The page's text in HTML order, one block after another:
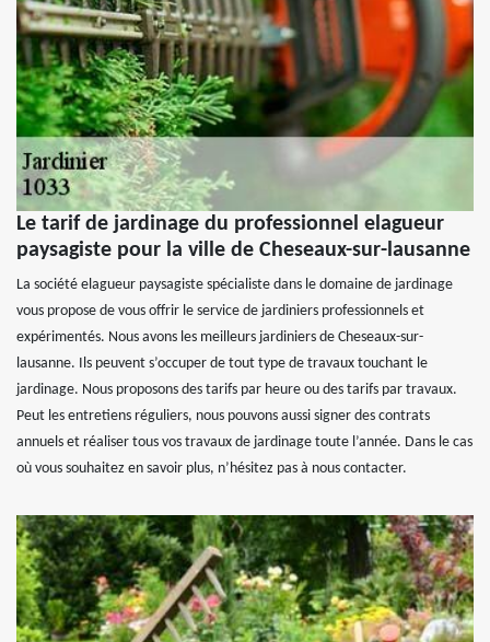
Le tarif de jardinage du professionnel elagueur
paysagiste pour la ville de Cheseaux-sur-lausanne
La société elagueur paysagiste spécialiste dans le domaine de jardinage
vous propose de vous offrir le service de jardiniers professionnels et
expérimentés. Nous avons les meilleurs jardiniers de Cheseaux-sur-
lausanne. Ils peuvent s’occuper de tout type de travaux touchant le
jardinage. Nous proposons des tarifs par heure ou des tarifs par travaux.
Peut les entretiens réguliers, nous pouvons aussi signer des contrats
annuels et réaliser tous vos travaux de jardinage toute l’année. Dans le cas
où vous souhaitez en savoir plus, n’hésitez pas à nous contacter.